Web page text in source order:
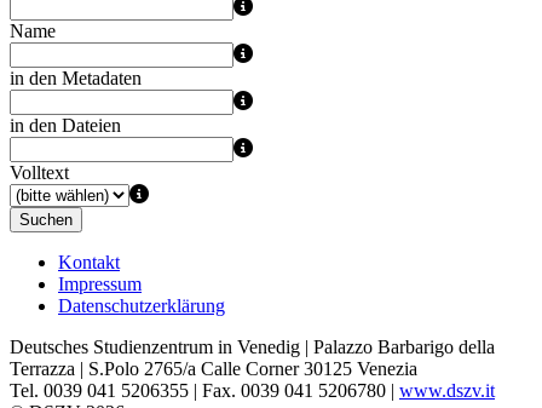
Name
in den Metadaten
in den Dateien
Volltext
Suchen
Kontakt
Impressum
Datenschutzerklärung
Deutsches Studienzentrum in Venedig | Palazzo Barbarigo della
Terrazza | S.Polo 2765/a Calle Corner 30125 Venezia
Tel. 0039 041 5206355 | Fax. 0039 041 5206780 | www.dszv.it